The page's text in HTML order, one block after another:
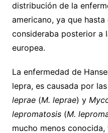
distribución de la
americano, ya que
consideraba posterior a
europea.
La enfermedad de
lepra, es causada por
leprae(M. leprae) y
lepromatosis(M.
mucho menos